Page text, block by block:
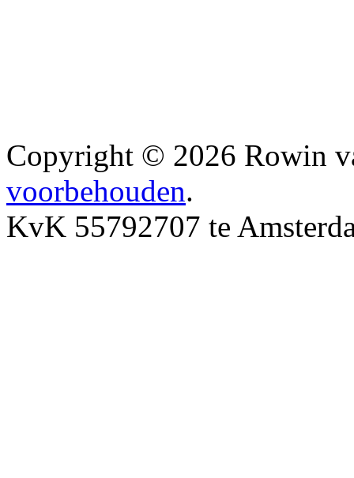
Copyright © 2026 Rowin
voorbehouden.
KvK 55792707 te